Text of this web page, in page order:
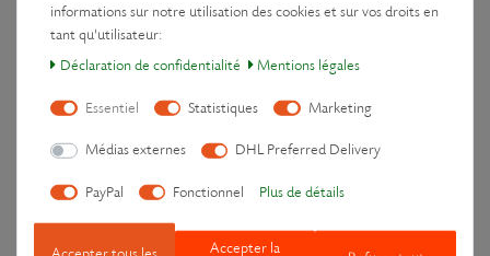
Spécifications
Dimensions (LxlxH)
env. 50 × 10 × 4 cm
Origine :
Conçu à Berlin, fabriqué en
Europe
informations sur notre utilisation des cookies et sur vos droits en
tant qu'utilisateur:
Déclaration de confidentialité
Mentions légales
Essentiel Statistiques Marketing
Médias externes DHL Preferred Delivery
PayPal Fonctionnel Plus de détails
Accepter la